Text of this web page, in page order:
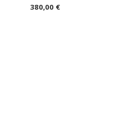
380,00 €